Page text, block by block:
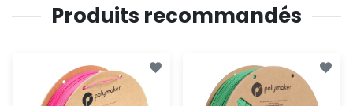
Produits recommandés